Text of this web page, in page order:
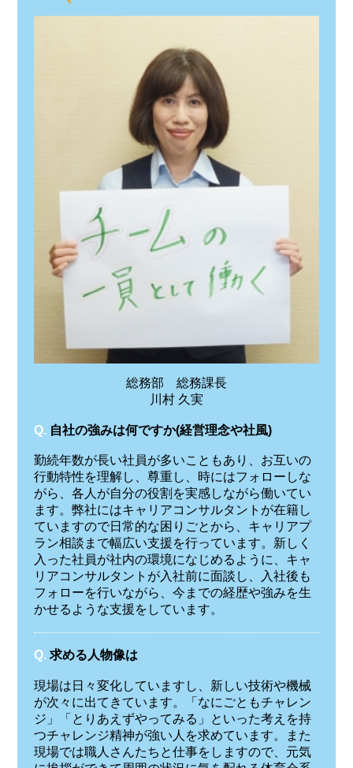
総務部 総務課長
川村 久実
Q. 自社の強みは何ですか(経営理念や社風)
勤続年数が長い社員が多いこともあり、お互いの
行動特性を理解し、尊重し、時にはフォローしな
がら、各人が自分の役割を実感しながら働いてい
ます。弊社にはキャリアコンサルタントが在籍し
ていますので日常的な困りごとから、キャリアプ
ラン相談まで幅広い支援を行っています。新しく
入った社員が社内の環境になじめるように、キャ
リアコンサルタントが入社前に面談し、入社後も
フォローを行いながら、今までの経歴や強みを生
かせるような支援をしています。
Q. 求める人物像は
現場は日々変化していますし、新しい技術や機械
が次々に出てきています。「なにごともチャレン
ジ」「とりあえずやってみる」といった考えを持
つチャレンジ精神が強い人を求めています。また
現場では職人さんたちと仕事をしますので、元気